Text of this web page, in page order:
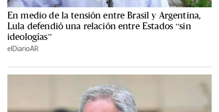
En medio de la tensión entre Brasil y Argentina,
Lula defendió una relación entre Estados “sin
ideologías”
elDiarioAR